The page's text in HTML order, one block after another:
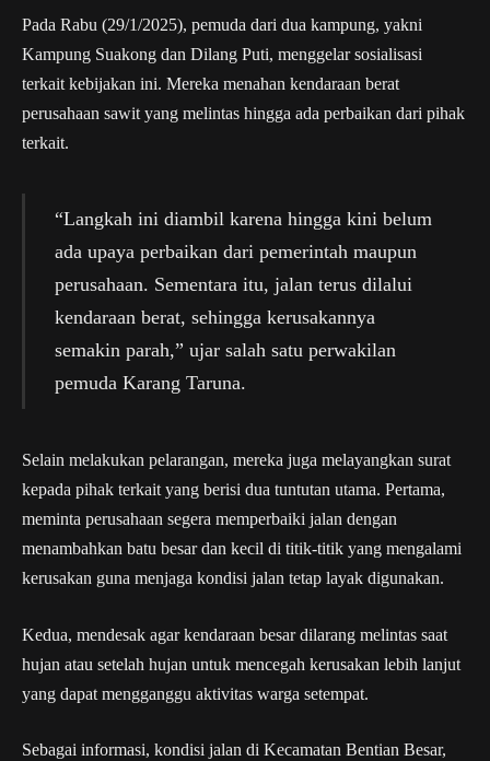
Pada Rabu (29/1/2025), pemuda dari dua kampung, yakni
Kampung Suakong dan Dilang Puti, menggelar sosialisasi
terkait kebijakan ini. Mereka menahan kendaraan berat
perusahaan sawit yang melintas hingga ada perbaikan dari pihak
terkait.
“Langkah ini diambil karena hingga kini belum
ada upaya perbaikan dari pemerintah maupun
perusahaan. Sementara itu, jalan terus dilalui
kendaraan berat, sehingga kerusakannya
semakin parah,” ujar salah satu perwakilan
pemuda Karang Taruna.
Selain melakukan pelarangan, mereka juga melayangkan surat
kepada pihak terkait yang berisi dua tuntutan utama. Pertama,
meminta perusahaan segera memperbaiki jalan dengan
menambahkan batu besar dan kecil di titik-titik yang mengalami
kerusakan guna menjaga kondisi jalan tetap layak digunakan.
Kedua, mendesak agar kendaraan besar dilarang melintas saat
hujan atau setelah hujan untuk mencegah kerusakan lebih lanjut
yang dapat mengganggu aktivitas warga setempat.
Sebagai informasi, kondisi jalan di Kecamatan Bentian Besar,